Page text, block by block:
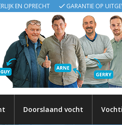
EN OPRECHT GARANTIE OP
Doorslaand vocht